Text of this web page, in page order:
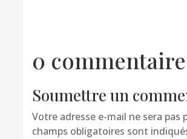
0
Soumettre un
Votre adresse e-mail ne sera pas
champs obligatoires sont